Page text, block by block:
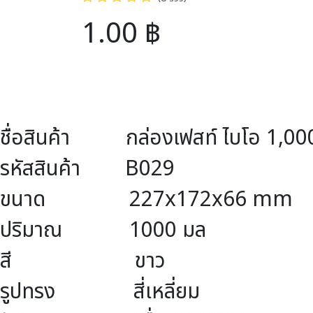
1.00 ฿
ชื่อสินค้า กล่องเฟสท์ ไบโอ
รหัสสินค้า B029
ขนาด 227x172x66 mm
ปริมาณ 1000 มล
สี ขาว
รูปทรง สี่เหลี่ยม